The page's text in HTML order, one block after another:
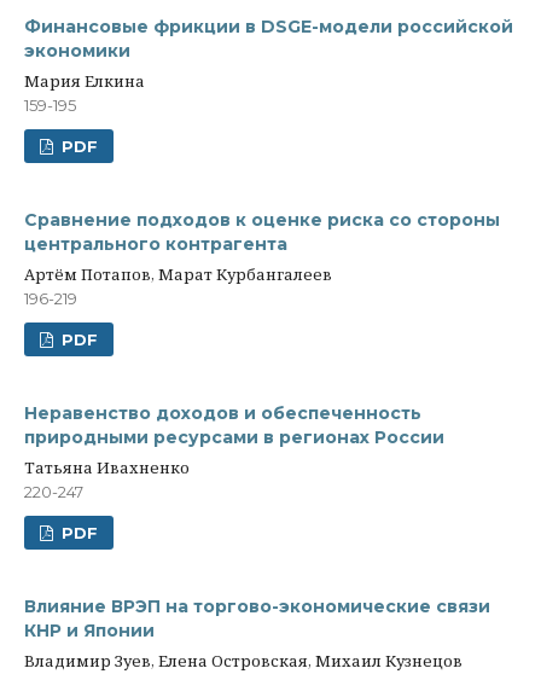
Финансовые фрикции в DSGE-модели российской
экономики
Мария Елкина
159-195
PDF
Сравнение подходов к оценке риска со стороны
центрального контрагента
Артём Потапов, Марат Курбангалеев
196-219
PDF
Неравенство доходов и обеспеченность
природными ресурсами в регионах России
Татьяна Ивахненко
220-247
PDF
Влияние ВРЭП на торгово-экономические связи
КНР и Японии
Владимир Зуев, Елена Островская, Михаил Кузнецов